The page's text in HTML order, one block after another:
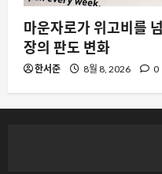
마운자로가 위고비를
장의 판도 변화
한서준 8월 8, 2026 0